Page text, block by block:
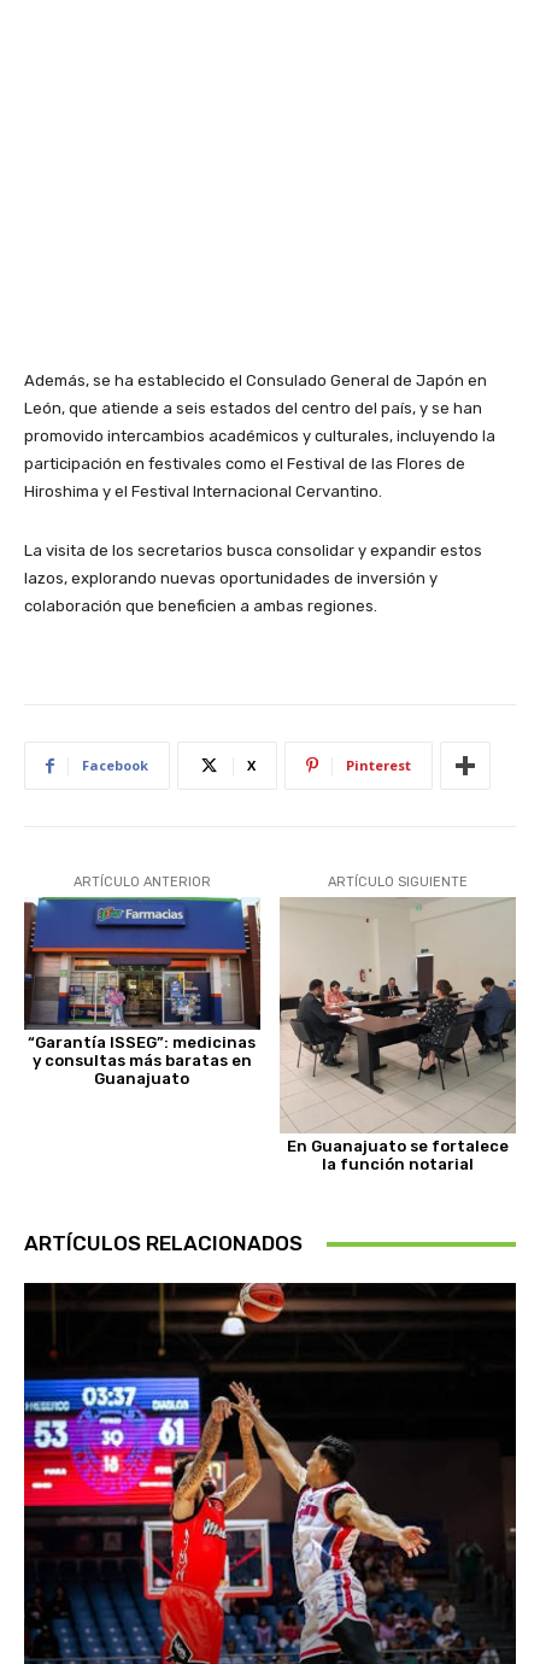
Además, se ha establecido el Consulado General de Japón en
León, que atiende a seis estados del centro del país, y se han
promovido intercambios académicos y culturales, incluyendo la
participación en festivales como el Festival de las Flores de
Hiroshima y el Festival Internacional Cervantino.
La visita de los secretarios busca consolidar y expandir estos
lazos, explorando nuevas oportunidades de inversión y
colaboración que beneficien a ambas regiones.
Facebook X Pinterest
ARTÍCULO ANTERIOR
“Garantía ISSEG”: medicinas
y consultas más baratas en
Guanajuato
ARTÍCULO SIGUIENTE
En Guanajuato se fortalece
la función notarial
ARTÍCULOS RELACIONADOS